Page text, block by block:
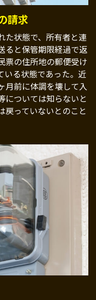
請求
た状態で、所有者と連
ると保管期限経過で返
票の住所地の郵便受け
いる状態であった。近
月前に体調を壊して入
については知らないと
戻っていないとのこと